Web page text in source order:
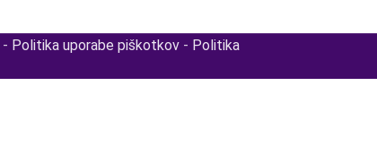
- Politika uporabe piškotkov - Politika